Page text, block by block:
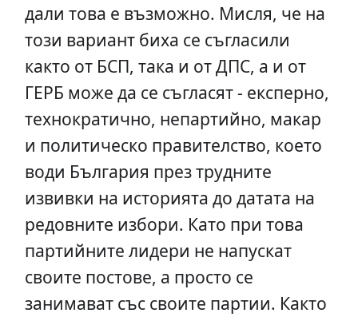
дали това е възможно. Мисля, че на
този вариант биха се съгласили
както от БСП, така и от ДПС, а и от
ГЕРБ може да се съгласят - експерно,
технократично, непартийно, макар
и политическо правителство, което
води България през трудните
извивки на историята до датата на
редовните избори. Като при това
партийните лидери не напускат
своите постове, а просто се
занимават със своите партии. Както